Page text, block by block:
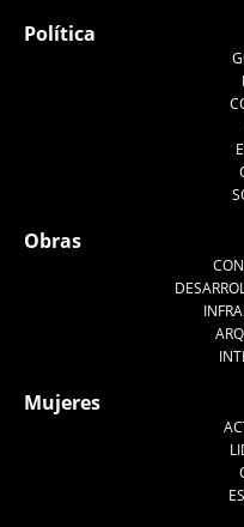
Política
Obras
Mujeres